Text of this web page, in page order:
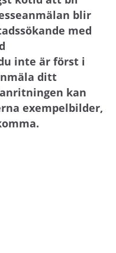
blir
med
inte är först i
ditt
kan
exempelbilder,
3:a. På 360-